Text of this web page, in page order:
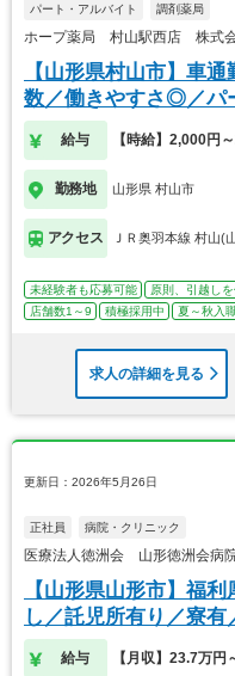
パート・アルバイト 調剤薬局
ホープ薬局 村山駅西店 株式会
【山形県村山市】車
数／働きやすさ◎／パ
給与 【時給】2,000円
勤務地 山形県 村山市
アクセス ＪＲ奥羽本線 村山(
未経験者も応募可能 原則、引越しを
店舗数1～9
積極採用中 夏～秋入
求人の詳細を見る
更新日：2026年5月26日
正社員 病院・クリニック
医療法人徳洲会 山形徳洲会病
【山形県山形市】福
し／託児所有り／寮
給与 【月収】23.7万円